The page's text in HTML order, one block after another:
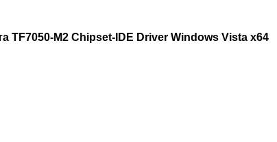
TF7050-M2 Chipset-IDE Driver Windows Vista x64